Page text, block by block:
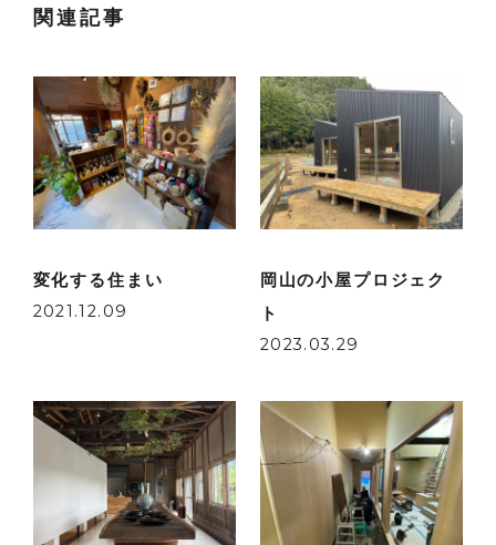
関連記事
変化する住まい
2021.12.09
岡山の小屋プロジェク
ト
2023.03.29